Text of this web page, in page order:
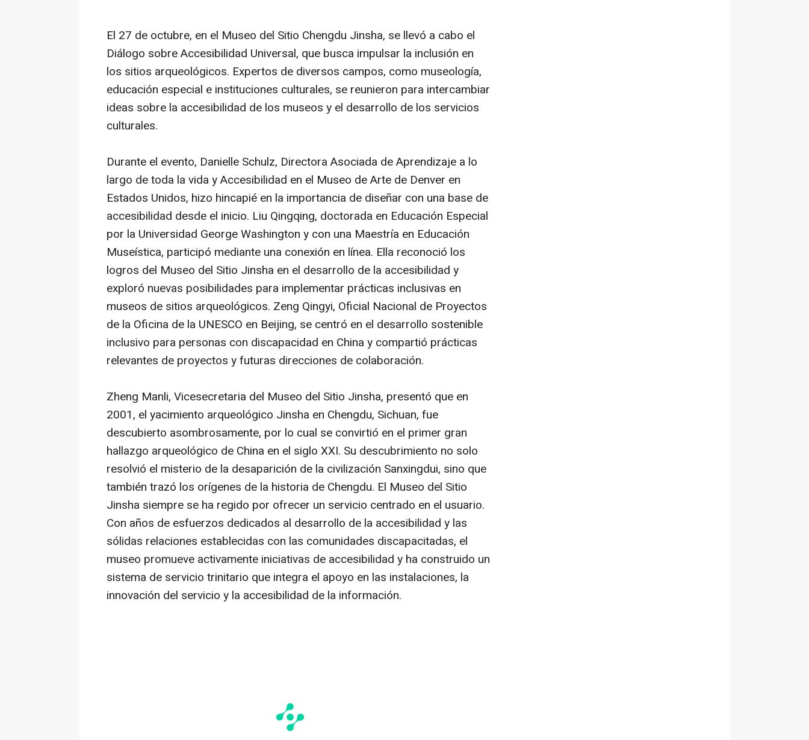
El 27 de octubre, en el Museo del Sitio Chengdu Jinsha, se llevó a cabo el
Diálogo sobre Accesibilidad Universal, que busca impulsar la inclusión en
los sitios arqueológicos. Expertos de diversos campos, como museología,
educación especial e instituciones culturales, se reunieron para intercambiar
ideas sobre la accesibilidad de los museos y el desarrollo de los servicios
culturales.
Durante el evento, Danielle Schulz, Directora Asociada de Aprendizaje a lo
largo de toda la vida y Accesibilidad en el Museo de Arte de Denver en
Estados Unidos, hizo hincapié en la importancia de diseñar con una base de
accesibilidad desde el inicio. Liu Qingqing, doctorada en Educación Especial
por la Universidad George Washington y con una Maestría en Educación
Museística, participó mediante una conexión en línea. Ella reconoció los
logros del Museo del Sitio Jinsha en el desarrollo de la accesibilidad y
exploró nuevas posibilidades para implementar prácticas inclusivas en
museos de sitios arqueológicos. Zeng Qingyi, Oficial Nacional de Proyectos
de la Oficina de la UNESCO en Beijing, se centró en el desarrollo sostenible
inclusivo para personas con discapacidad en China y compartió prácticas
relevantes de proyectos y futuras direcciones de colaboración.
Zheng Manli, Vicesecretaria del Museo del Sitio Jinsha, presentó que en
2001, el yacimiento arqueológico Jinsha en Chengdu, Sichuan, fue
descubierto asombrosamente, por lo cual se convirtió en el primer gran
hallazgo arqueológico de China en el siglo XXI. Su descubrimiento no solo
resolvió el misterio de la desaparición de la civilización Sanxingdui, sino que
también trazó los orígenes de la historia de Chengdu. El Museo del Sitio
Jinsha siempre se ha regido por ofrecer un servicio centrado en el usuario.
Con años de esfuerzos dedicados al desarrollo de la accesibilidad y las
sólidas relaciones establecidas con las comunidades discapacitadas, el
museo promueve activamente iniciativas de accesibilidad y ha construido un
sistema de servicio trinitario que integra el apoyo en las instalaciones, la
innovación del servicio y la accesibilidad de la información.